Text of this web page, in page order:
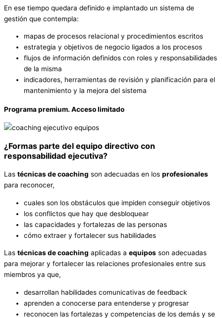
En ese tiempo quedara definido e implantado un sistema de
gestión que contempla:
mapas de procesos relacional y procedimientos escritos
estrategia y objetivos de negocio ligados a los procesos
flujos de información definidos con roles y responsabilidades
de la misma
indicadores, herramientas de revisión y planificación para el
mantenimiento y la mejora del sistema
Programa premium. Acceso limitado
¿Formas parte del equipo directivo con
responsabilidad ejecutiva?
Las técnicas de coaching son adecuadas en los profesionales
para reconocer,
cuales son los obstáculos que impiden conseguir objetivos
los conflictos que hay que desbloquear
las capacidades y fortalezas de las personas
cómo extraer y fortalecer sus habilidades
Las técnicas de coaching aplicadas a equipos son adecuadas
para mejorar y fortalecer las relaciones profesionales entre sus
miembros ya que,
desarrollan habilidades comunicativas de feedback
aprenden a conocerse para entenderse y progresar
reconocen las fortalezas y competencias de los demás y se